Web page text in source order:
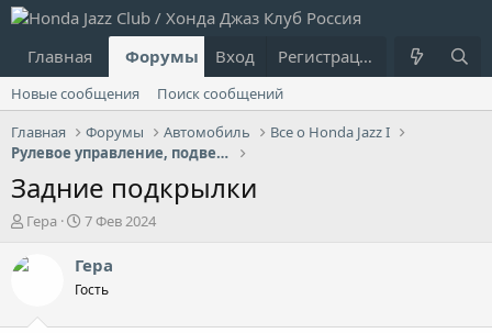
Главная Форумы Что нового?
Вход Регистрация
Новые сообщения
Поиск сообщений
Главная
Форумы Автомобиль
Все о Honda Jazz I
Рулевое управление, подвеска, ходовая, тормоза
Задние подкрылки
А
т
Гера
Д
т
н
7 Фев 2024
Гера
Гость